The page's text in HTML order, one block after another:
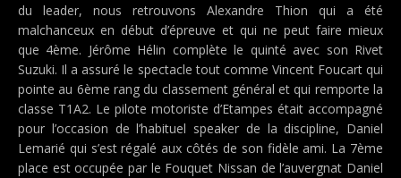
du leader, nous retrouvons Alexandre Thion qui a été
malchanceux en début d’épreuve et qui ne peut faire mieux
que 4ème. Jérôme Hélin complète le quinté avec son Rivet
Suzuki. Il a assuré le spectacle tout comme Vincent Foucart qui
pointe au 6ème rang du classement général et qui remporte la
classe T1A2. Le pilote motoriste d’Etampes était accompagné
pour l’occasion de l’habituel speaker de la discipline, Daniel
Lemarié qui s’est régalé aux côtés de son fidèle ami. La 7ème
place est occupée par le Fouquet Nissan de l’auvergnat Daniel